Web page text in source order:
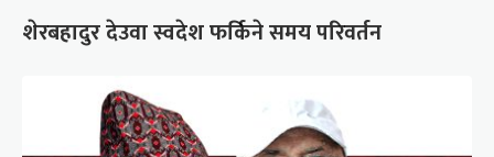
शेरबहादुर देउवा स्वदेश फर्किने समय परिवर्तन